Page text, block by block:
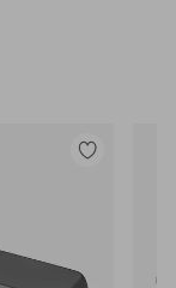
Lägg